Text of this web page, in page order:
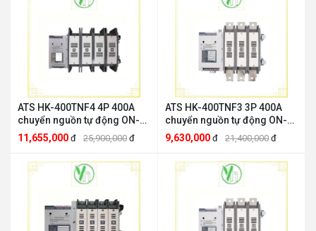
ATS HK-400TNF4 4P 400A
chuyển nguồn tự động ON-
OFF-ON HANKWANG HK-
400TNF4
11,655,000 đ 25,900,000 đ
ATS HK-400TNF3 3P 400A
chuyển nguồn tự động ON-
OFF-ON HANKWANGHK
HANKWANG HK-400TNF3
9,630,000 đ 21,400,000 đ